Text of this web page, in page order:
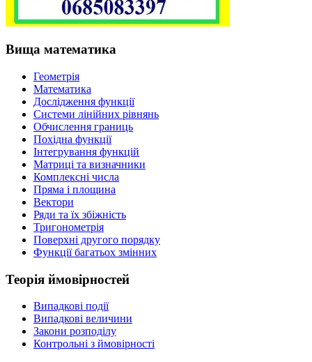
Вища математика
Геометрія
Математика
Дослідження функції
Системи лінійних рівнянь
Обчислення границь
Похідна функції
Інтегрування функцій
Матриці та визначники
Комплексні числа
Пряма і площина
Вектори
Ряди та їх збіжність
Тригонометрія
Поверхні другого порядку
Функції багатьох змінних
Теорія ймовірностей
Випадкові події
Випадкові величини
Закони розподілу
Контрольні з ймовірності